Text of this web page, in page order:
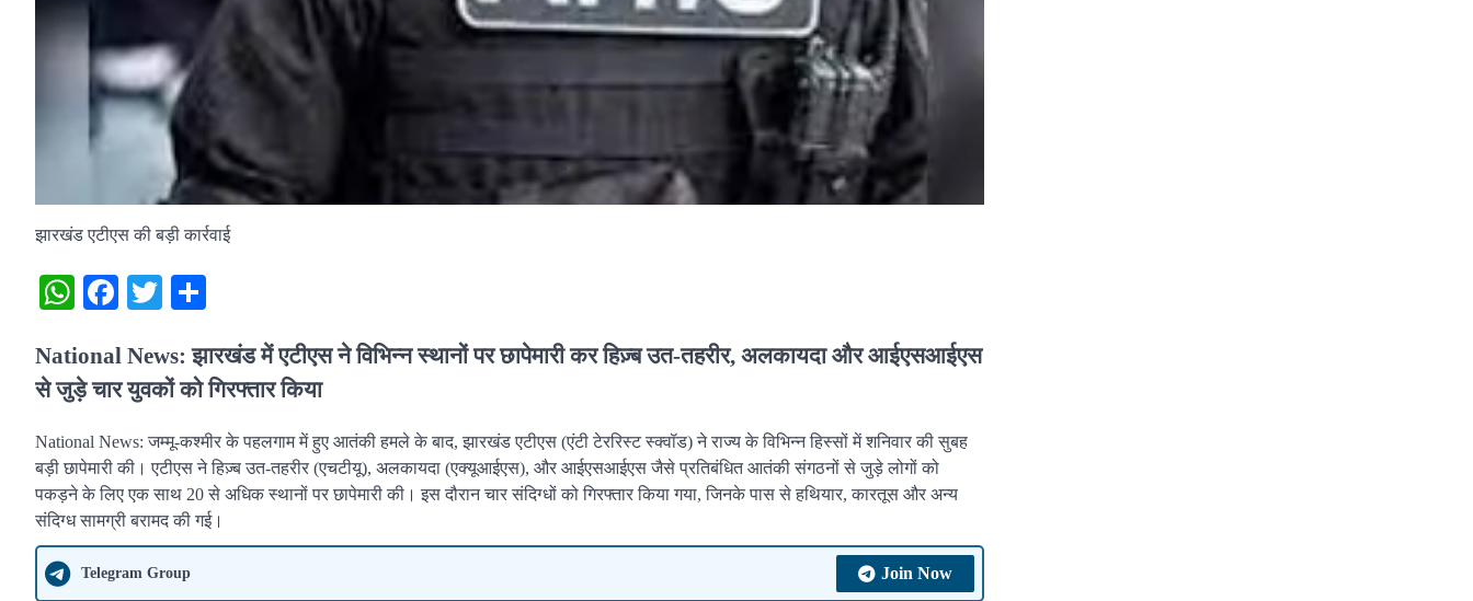
झारखंड एटीएस की बड़ी कार्रवाई
WhatsApp
Facebook
Twitter
National News: झारखंड में एटीएस ने विभिन्न स्थानों पर छापेमारी कर हिज़्ब उत-तहरीर, अलकायदा और आईएसआईएस
से जुड़े चार युवकों को गिरफ्तार किया
National News: जम्मू-कश्मीर के पहलगाम में हुए आतंकी हमले के बाद, झारखंड एटीएस (एंटी टेररिस्ट स्क्वॉड) ने राज्य के विभिन्न हिस्सों में शनिवार की सुबह
बड़ी छापेमारी की। एटीएस ने हिज़्ब उत-तहरीर (एचटीयू), अलकायदा (एक्यूआईएस), और आईएसआईएस जैसे प्रतिबंधित आतंकी संगठनों से जुड़े लोगों को
पकड़ने के लिए एक साथ 20 से अधिक स्थानों पर छापेमारी की। इस दौरान चार संदिग्धों को गिरफ्तार किया गया, जिनके पास से हथियार, कारतूस और अन्य
संदिग्ध सामग्री बरामद की गई।
Telegram Group Join Now